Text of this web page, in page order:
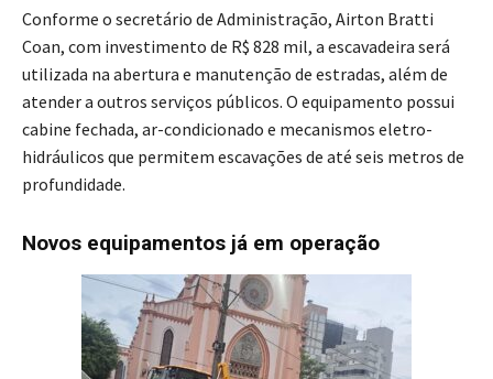
Conforme o secretário de Administração, Airton Bratti
Coan, com investimento de R$ 828 mil, a escavadeira será
utilizada na abertura e manutenção de estradas, além de
atender a outros serviços públicos. O equipamento possui
cabine fechada, ar-condicionado e mecanismos eletro-
hidráulicos que permitem escavações de até seis metros de
profundidade.
Novos equipamentos já em operação